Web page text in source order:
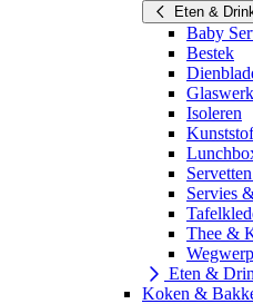
Eten &
Baby
Bestek
Glaswerk
Isoleren
Servies
Thee &
Eten &
Koken &